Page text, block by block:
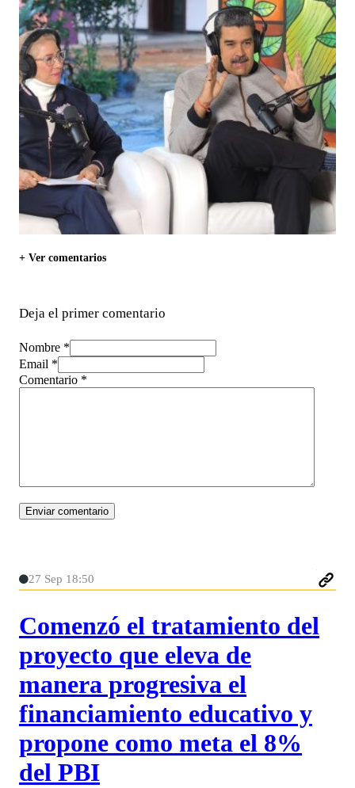
+ Ver comentarios
Deja el primer comentario
Nombre *
Email *
Comentario *
27 Sep 18:50
Comenzó el tratamiento del
proyecto que eleva de
manera progresiva el
financiamiento educativo y
propone como meta el 8%
del PBI